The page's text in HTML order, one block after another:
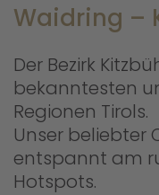
Waidring –
Der Bezirk
bekanntesten
Regionen Tirols.
Unser
entspannt am
Hotspots.